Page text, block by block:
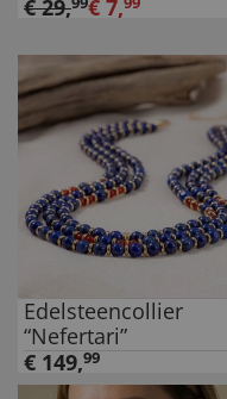
€29, € 7,
Edelsteencollier
“Nefertari”
€ 149,99